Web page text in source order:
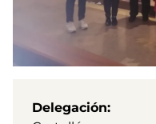
Delegación